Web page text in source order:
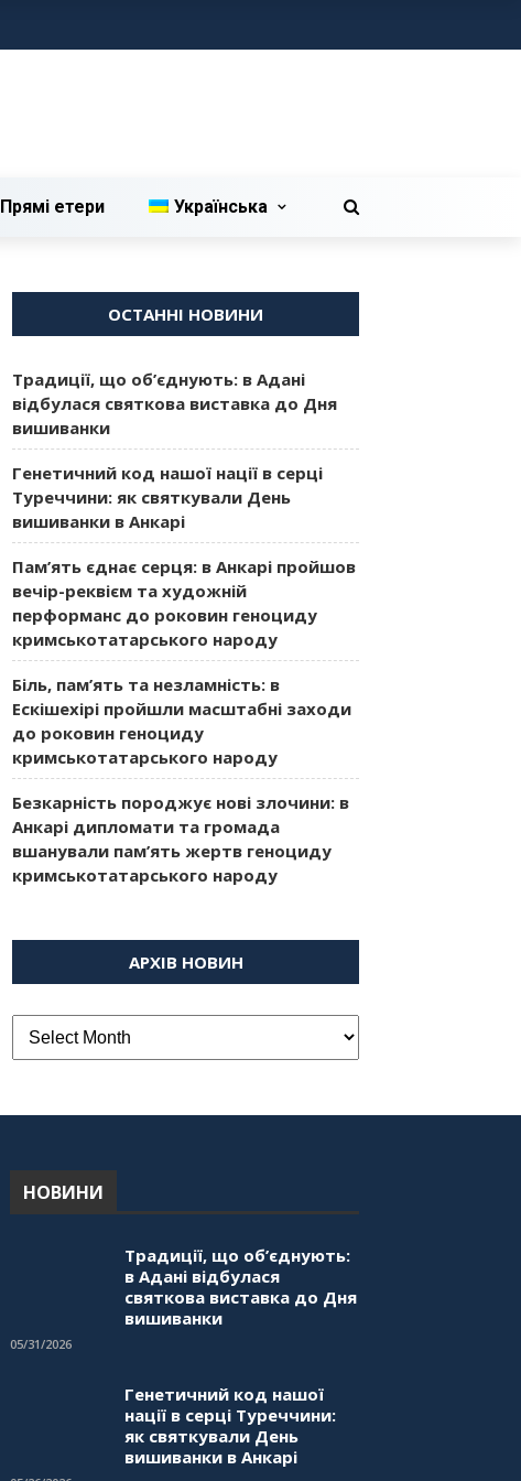
Прямі етери Українська
ОСТАННІ НОВИНИ
Традиції, що об’єднують: в Адані
відбулася святкова виставка до Дня
вишиванки
Генетичний код нашої нації в серці
Туреччини: як святкували День
вишиванки в Анкарі
Пам’ять єднає серця: в Анкарі пройшов
вечір-реквієм та художній
перформанс до роковин геноциду
кримськотатарського народу
Біль, пам’ять та незламність: в
Ескішехірі пройшли масштабні заходи
до роковин геноциду
кримськотатарського народу
Безкарність породжує нові злочини: в
Анкарі дипломати та громада
вшанували пам’ять жертв геноциду
кримськотатарського народу
АРХІВ НОВИН
НОВИНИ
Традиції, що об’єднують:
в Адані відбулася
святкова виставка до Дня
вишиванки
05/31/2026
Генетичний код нашої
нації в серці Туреччини:
як святкували День
вишиванки в Анкарі